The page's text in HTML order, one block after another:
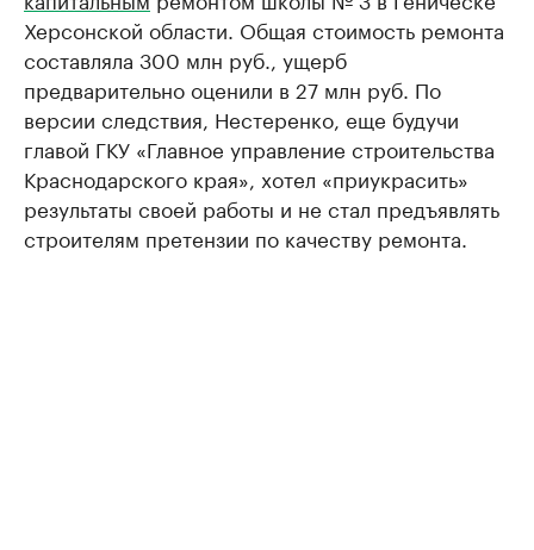
Херсонской области. Общая стоимость ремонта
составляла 300 млн руб., ущерб
предварительно оценили в 27 млн руб. По
версии следствия, Нестеренко, еще будучи
главой ГКУ «Главное управление строительства
Краснодарского края», хотел «приукрасить»
результаты своей работы и не стал предъявлять
строителям претензии по качеству ремонта.